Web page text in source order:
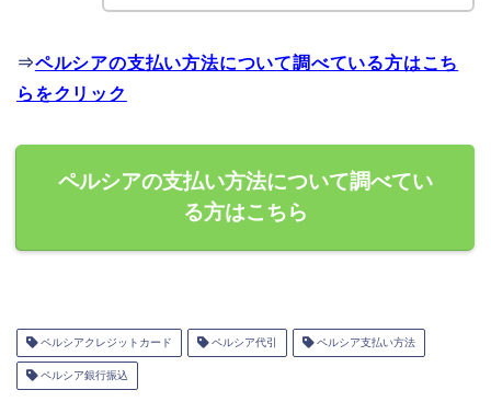
⇒ペルシアの支払い方法について調べている方はこち
らをクリック
ペルシアの支払い方法について調べてい
る方はこちら
ペルシアクレジットカード ペルシア代引 ペルシア支払い方法
ペルシア銀行振込